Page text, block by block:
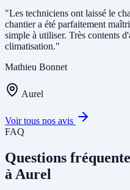
"Les techniciens ont laissé le
chantier a été parfaitement
simple à utiliser. Très contents
climatisation."
Mathieu Bonnet
Aurel
Voir tous nos avis
FAQ
Questions
à Aurel